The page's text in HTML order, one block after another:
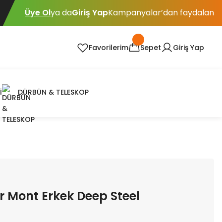
Üye Olya daGiriş YapKampanyalar’dan faydalan
Favorilerim Sepet Giriş Yap
DÜRBÜN & TELESKOP
Erkek Deep Steel